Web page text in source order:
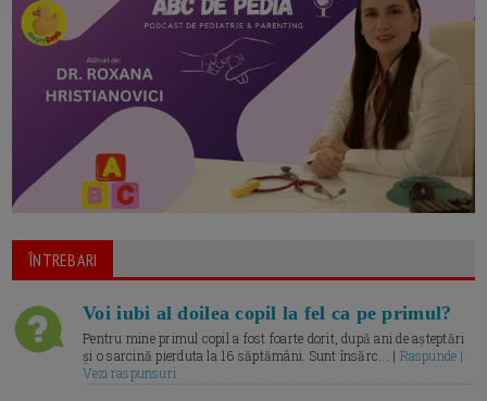
ÎNTREBARI
Voi iubi al doilea copil la fel ca pe primul?
Pentru mine primul copil a fost foarte dorit, după ani de așteptări
și o sarcină pierduta la 16 săptămâni. Sunt însărc... | Raspunde |
Vezi raspunsuri